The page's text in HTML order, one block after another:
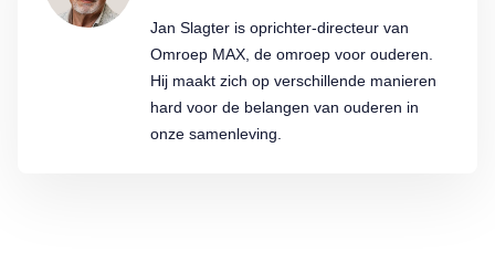
Jan Slagter is oprichter-directeur van
Omroep MAX, de omroep voor ouderen.
Hij maakt zich op verschillende manieren
hard voor de belangen van ouderen in
onze samenleving.